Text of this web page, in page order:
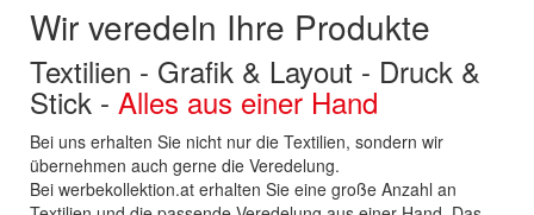
Wir veredeln Ihre Produkte
Textilien - Grafik & Layout - Druck &
Stick - Alles aus einer Hand
Bei uns erhalten Sie nicht nur die Textilien, sondern wir
übernehmen auch gerne die Veredelung.
Bei werbekollektion.at erhalten Sie eine große Anzahl an